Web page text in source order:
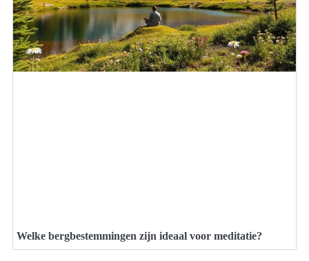
Welke bergbestemmingen zijn ideaal voor meditatie?